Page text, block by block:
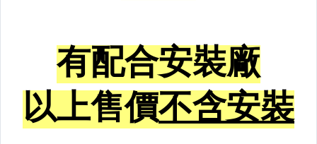
車用精品百貨類.各車系晴雨窗
避震器.卡鉗.來另片.短彈簧